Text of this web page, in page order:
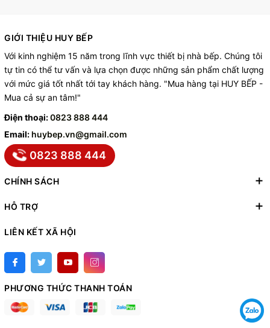
GIỚI THIỆU HUY BẾP
Với kinh nghiệm 15 năm trong lĩnh vực thiết bị nhà bếp. Chúng tôi
tự tin có thể tư vấn và lựa chọn được những sản phẩm chất lượng
với mức giá tốt nhất tới tay khách hàng. "Mua hàng tại HUY BẾP -
Mua cả sự an tâm!"
Điện thoại:0823 888 444
Email: huybep.vn@gmail.com
0823 888 444
CHÍNH SÁCH
HỖ TRỢ
LIÊN KẾT XÃ HỘI
PHƯƠNG THỨC THANH TOÁN